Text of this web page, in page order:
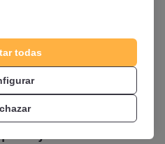
test gratis de aptitud
GRATIS
y atención
todas